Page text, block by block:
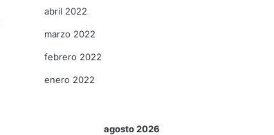
abril 2022
marzo 2022
febrero 2022
enero 2022
agosto 2026